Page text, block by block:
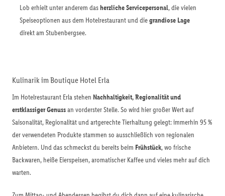
Lob erhielt unter anderem dasherzliche Servicepersonal, die vielen
Speiseoptionen aus dem Hotelrestaurant und diegrandiose Lage
direkt am Stubenbergsee.
Kulinarik im Boutique Hotel Erla
Im Hotelrestaurant Erla stehen Nachhaltigkeit, Regionalität und
erstklassiger Genussan vorderster Stelle. So wird hier großer Wert auf
Saisonalität, Regionalität und artgerechte Tierhaltung gelegt: immerhin 95 %
der verwendeten Produkte stammen so ausschließlich von regionalen
Anbietern. Und das schmeckst du bereits beim Frühstück, wo frische
Backwaren, heiße Eierspeisen, aromatischer Kaffee und vieles mehr auf dich
warten.